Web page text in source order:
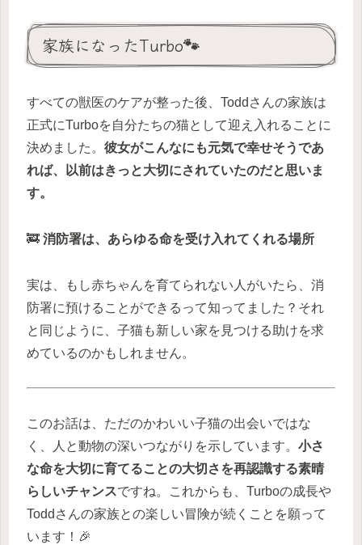
家族になったTurbo🐾
すべての獣医のケアが整った後、Toddさんの家族は
正式にTurboを自分たちの猫として迎え入れることに
決めました。 彼女がこんなにも元気で幸せそうであ
れば、以前はきっと大切にされていたのだと思いま
す。
🚒 消防署は、あらゆる命を受け入れてくれる場所
実は、もし赤ちゃんを育てられない人がいたら、消
防署に預けることができるって知ってました？それ
と同じように、子猫も新しい家を見つける助けを求
めているのかもしれません。
このお話は、ただのかわいい子猫の出会いではな
く、人と動物の深いつながりを示しています。 小さ
な命を大切に育てることの大切さを再認識する素晴
らしいチャンスですね。これからも、Turboの成長や
Toddさんの家族との楽しい冒険が続くことを願って
います！🎉